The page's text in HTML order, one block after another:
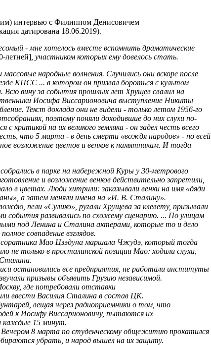
интервью с Филиппом Денисовичем
датирована 18.06.2019).
- мне хотелось вместе вспомнить драматические
летней] , участником которых ему довелось стать.
народные волнения. Случились они вскоре после
КПСС ... в котором он призвал бороться с культом
Всю вину за события прошлых лет Хрущев свалил на
Иосифа Виссарионовича выступление Никиты
Текст доклада они не видели - только летом 1956-го
поэтому поняли доходившие до них слухи по-
критикой на их великого земляка - он задел честь всего
что 5 марта - в день смерти «вождя народов» - по всей
возложение цветов и венков к памятникам. И тогда
в парке на набережной Куры у 30-метрового
и возложение венков действительно запретили,
в цветах. Люди хитрили: заказывали венки на имя «дяди
а затем меняли имена на «И. В. Сталину».
пели «Сулико», ругали Хрущева за клевету, призывали
события развивались по схожему сценарию. ... По улицам
под Ленина и Сталина актерами, которые то и дело
совпадение взглядов.
Мао Цзэдуна маршала Чжудэ, который тогда
не только в просталинской позиции Мао: ходили слухи,
остановились все предприятия, не работали институты
призывы объявить Грузию независимой.
где потребовали отставки
ввести Василия Сталина в состав ЦК.
вещая через радиоприемники о том, что
к Иосифу Виссарионовичу, пытаются их
каждые 15 минут.
8 марта по студенческому общежитию прокатился
убрать, и народ вышел на их защиту.